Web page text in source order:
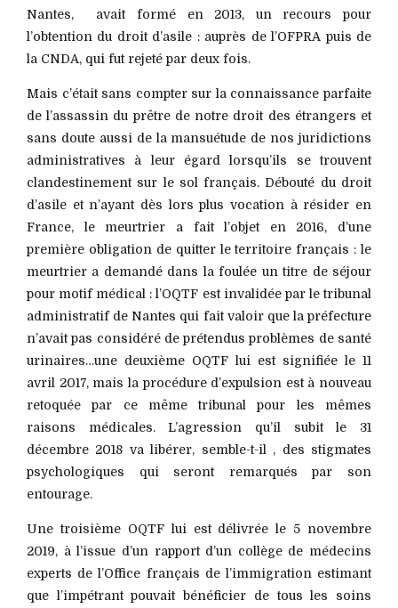
Nantes, avait formé en 2013, un recours pour
l’obtention du droit d’asile : auprès de l’OFPRA puis de
la CNDA, qui fut rejeté par deux fois.
Mais c’était sans compter sur la connaissance parfaite
de l’assassin du prêtre de notre droit des étrangers et
sans doute aussi de la mansuétude de nos juridictions
administratives à leur égard lorsqu’ils se trouvent
clandestinement sur le sol français. Débouté du droit
d’asile et n’ayant dès lors plus vocation à résider en
France, le meurtrier a fait l’objet en 2016, d’une
première obligation de quitter le territoire français : le
meurtrier a demandé dans la foulée un titre de séjour
pour motif médical : l’OQTF est invalidée par le tribunal
administratif de Nantes qui fait valoir que la préfecture
n’avait pas considéré de prétendus problèmes de santé
urinaires…une deuxième OQTF lui est signifiée le 11
avril 2017, mais la procédure d’expulsion est à nouveau
retoquée par ce même tribunal pour les mêmes
raisons médicales. L’agression qu’il subit le 31
décembre 2018 va libérer, semble-t-il , des stigmates
psychologiques qui seront remarqués par son
entourage.
Une troisième OQTF lui est délivrée le 5 novembre
2019, à l’issue d’un rapport d’un collège de médecins
experts de l’Office français de l’immigration estimant
que l’impétrant pouvait bénéficier de tous les soins